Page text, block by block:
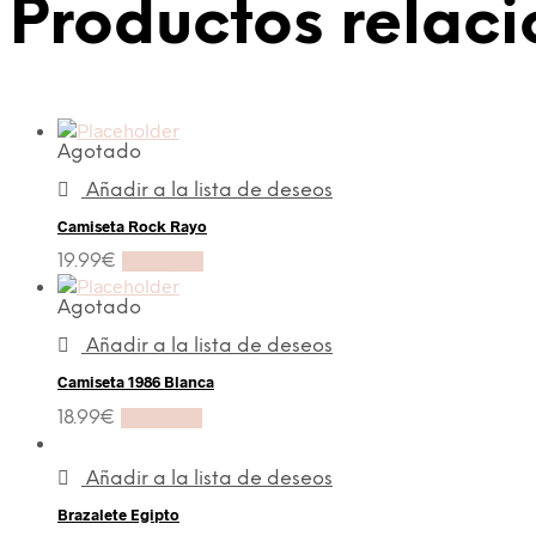
Productos
Agotado
Añadir a la lista de deseos
Camiseta Rock Rayo
19.99€
Agotado
Añadir a la lista de deseos
Camiseta 1986 Blanca
18.99€
Añadir a la lista de deseos
Brazalete Egipto